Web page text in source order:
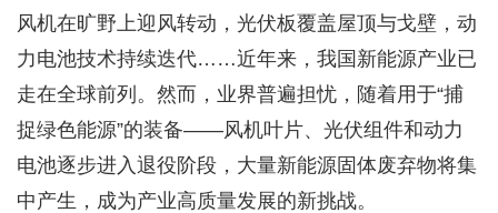
风机在旷野上迎风转动，光伏板覆盖屋顶与戈壁，动
力电池技术持续迭代……近年来，我国新能源产业已
走在全球前列。然而，业界普遍担忧，随着用于“捕
捉绿色能源”的装备——风机叶片、光伏组件和动力
电池逐步进入退役阶段，大量新能源固体废弃物将集
中产生，成为产业高质量发展的新挑战。